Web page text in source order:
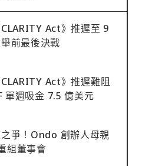
Act》推遲至 9
前最後決戰
Act》推遲難阻
單週吸金 7.5 億美元
爭！Ondo 創辦人母親
組董事會